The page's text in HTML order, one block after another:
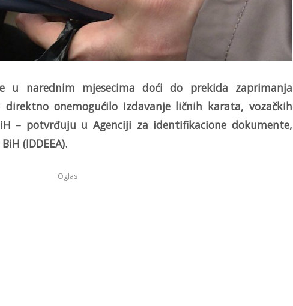
u narednim mjesecima doći do prekida zaprimanja
onemogućilo izdavanje ličnih karata, vozačkih
– potvrđuju u Agenciji za identifikacione dokumente,
(IDDEEA).
Oglas